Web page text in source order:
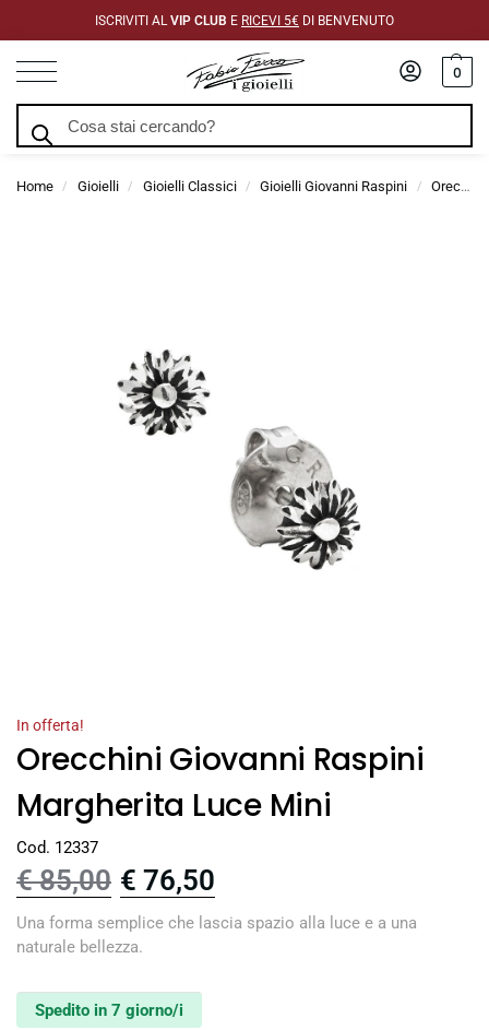
ISCRIVITI AL VIP CLUB E RICEVI 5€ DI BENVENUTO
0
Home / Gioielli / Gioielli Classici / Gioielli Giovanni Raspini / Orecchini Giovanni Raspini
In offerta!
Orecchini Giovanni Raspini
Margherita Luce Mini
Cod. 12337
€85,00 € 76,50
Una forma semplice che lascia spazio alla luce e a una
naturale bellezza.
Spedito in 7 giorno/i